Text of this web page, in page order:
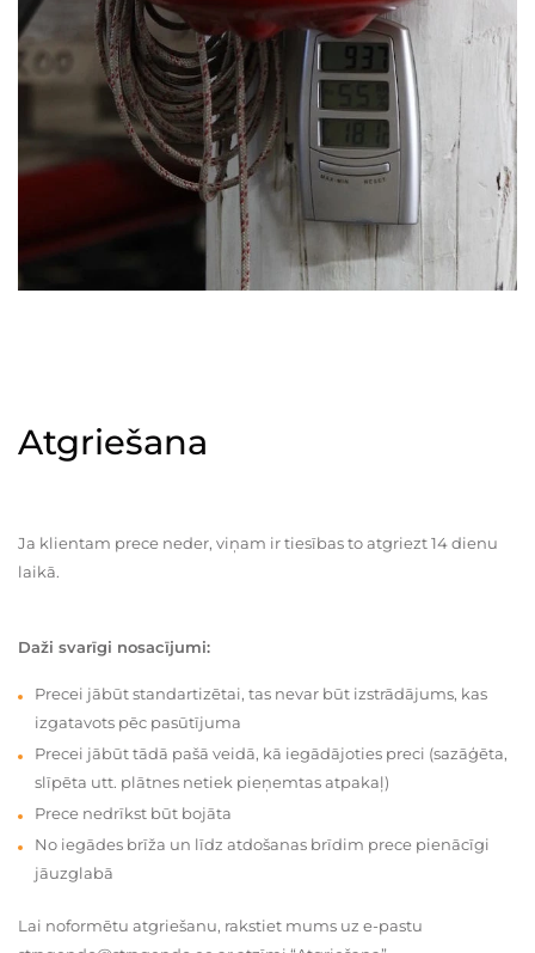
Atgriešana
Ja klientam prece neder, viņam ir tiesības to atgriezt 14 dienu
laikā.
Daži svarīgi nosacījumi:
Precei jābūt standartizētai, tas nevar būt izstrādājums, kas
izgatavots pēc pasūtījuma
Precei jābūt tādā pašā veidā, kā iegādājoties preci (sazāģēta,
slīpēta utt. plātnes netiek pieņemtas atpakaļ)
Prece nedrīkst būt bojāta
No iegādes brīža un līdz atdošanas brīdim prece pienācīgi
jāuzglabā
Lai noformētu atgriešanu, rakstiet mums uz e-pastu